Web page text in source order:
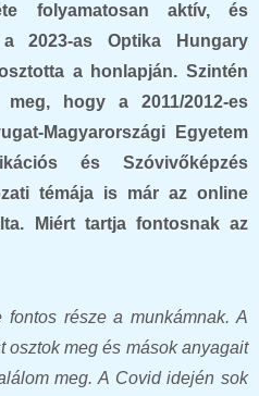
folyamatosan aktív, és
2023-as Optika Hungary
a honlapján. Szintén
hogy a 2011/2012-es
Magyarországi Egyetem
és Szóvivőképzés
témája is már az online
Miért tartja fontosnak az
része a munkámnak. A
osztok meg és mások anyagait
meg. A Covid idején sok